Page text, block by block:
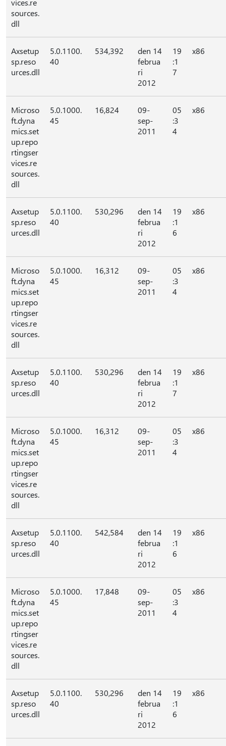
vices.re
sources.
dll
Axsetup
sp.reso
urces.dll
5.0.1100.
40
534,392
den 14
februa
ri
2012
19
:1
7
x86
Microso
ft.dyna
mics.set
up.repo
rtingser
vices.re
sources.
dll
5.0.1000.
45
16,824
09-
sep-
2011
05
:3
4
x86
Axsetup
sp.reso
urces.dll
5.0.1100.
40
530,296
den 14
februa
ri
2012
19
:1
6
x86
Microso
ft.dyna
mics.set
up.repo
rtingser
vices.re
sources.
dll
5.0.1000.
45
16,312
09-
sep-
2011
05
:3
4
x86
Axsetup
sp.reso
urces.dll
5.0.1100.
40
530,296
den 14
februa
ri
2012
19
:1
7
x86
Microso
ft.dyna
mics.set
up.repo
rtingser
vices.re
sources.
dll
5.0.1000.
45
16,312
09-
sep-
2011
05
:3
4
x86
Axsetup
sp.reso
urces.dll
5.0.1100.
40
542,584
den 14
februa
ri
2012
19
:1
6
x86
Microso
ft.dyna
mics.set
up.repo
rtingser
vices.re
sources.
dll
5.0.1000.
45
17,848
09-
sep-
2011
05
:3
4
x86
Axsetup
sp.reso
urces.dll
5.0.1100.
40
530,296
den 14
februa
ri
2012
19
:1
6
x86